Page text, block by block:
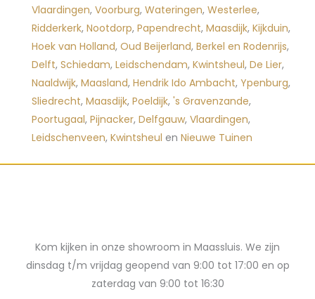
Vlaardingen, Voorburg, Wateringen, Westerlee,
Ridderkerk, Nootdorp, Papendrecht, Maasdijk, Kijkduin,
Hoek van Holland, Oud Beijerland, Berkel en Rodenrijs,
Delft, Schiedam, Leidschendam, Kwintsheul, De Lier,
Naaldwijk, Maasland, Hendrik Ido Ambacht, Ypenburg,
Sliedrecht, Maasdijk, Poeldijk, 's Gravenzande,
Poortugaal, Pijnacker, Delfgauw, Vlaardingen,
Leidschenveen, Kwintsheul en Nieuwe Tuinen
Kom kijken in onze showroom in Maassluis. We zijn
dinsdag t/m vrijdag geopend van 9:00 tot 17:00 en op
zaterdag van 9:00 tot 16:30